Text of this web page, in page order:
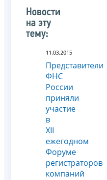
Новости
на эту
тему:
11.03.2015
Представители
ФНС
России
приняли
участие
в
XII
ежегодном
Форуме
регистраторов
компаний